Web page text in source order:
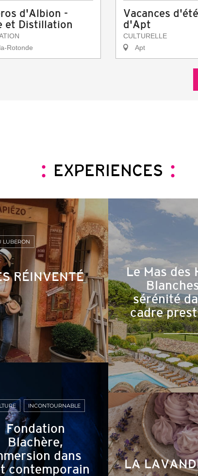
d'Albion -
et Distillation
Rotonde
Vacances
d'Apt
CULTURELLE
Apt
EXPERIENCES
RÉINVENTÉ
LUBERON
Fondation
Blachère,
dans
contemporain
INCONTOURNABLE
Le Mas des
sérénité
cadre
LA